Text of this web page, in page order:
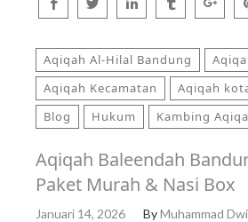
Aqiqah Al-Hilal Bandung
Aqiqah Kecamatan
Aqiqah
Blog
Hukum Kambing
Aqiqah Baleendah
Paket Murah & Nasi Box
Januari 14, 2026 ByMuhammad